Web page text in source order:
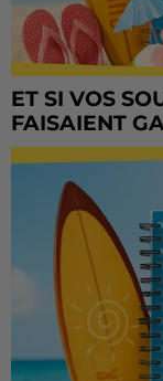
ET SI VOS
FAISAIENT